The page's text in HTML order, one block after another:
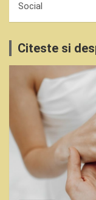
Social
Citeste si